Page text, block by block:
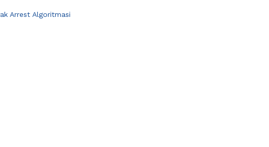
Arrest Algoritmasi